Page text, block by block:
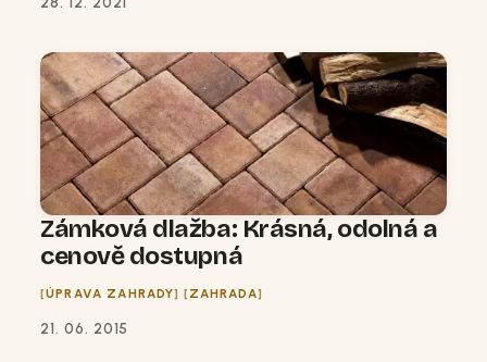
Zámková dlažba: Krásná, odolná a
cenově dostupná
ÚPRAVA ZAHRADY ZAHRADA
21. 06. 2015